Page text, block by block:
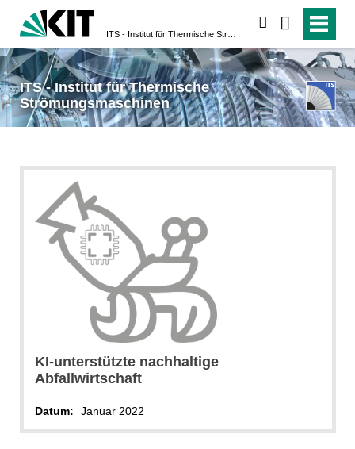
ITS - Institut für Thermische
Strömungsmaschinen
KI-unterstützte nachhaltige
Abfallwirtschaft
Datum: Januar 2022